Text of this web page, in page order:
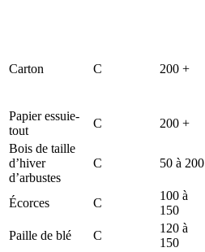
Carton C 200 +
Papier essuie-
tout
C
200 +
Bois de taille
d’hiver
d’arbustes
C 50 à 200
Écorces C
100 à
150
Paille de blé
C
120 à
150